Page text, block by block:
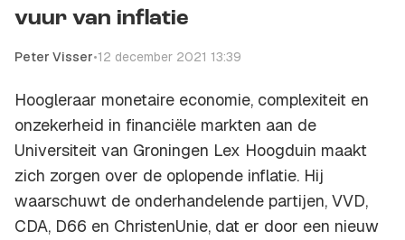
vuur van inflatie
Peter Visser•12 december 2021 13:39
Hoogleraar monetaire economie, complexiteit en
onzekerheid in financiële markten aan de
Universiteit van Groningen Lex Hoogduin maakt
zich zorgen over de oplopende inflatie. Hij
waarschuwt de onderhandelende partijen, VVD,
CDA, D66 en ChristenUnie, dat er door een nieuw